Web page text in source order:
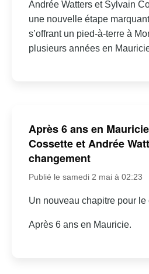
Andrée Watters et Sylvain
une nouvelle étape
s’offrant un pied-à-terre à
plusieurs années en
Après 6 ans en
Cossette et Andrée
changement
Publié le samedi 2 mai à 02:23
Un nouveau chapitre pour le
Après 6 ans en Mauricie.